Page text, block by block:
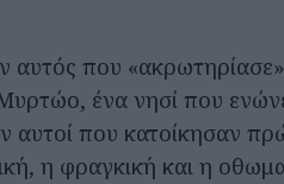
αυτός που
ένα νησί που
αυτοί που κατοίκησαν
η φραγκική και η